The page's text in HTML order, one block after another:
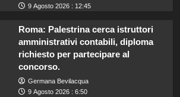
9 Agosto 2026 : 12:45
Roma: Palestrina cerca istruttori
amministrativi contabili, diploma
richiesto per partecipare al
concorso.
Germana Bevilacqua
9 Agosto 2026 : 6:50